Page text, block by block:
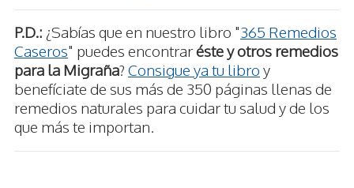
P.D.: ¿Sabías que en nuestro libro "365 Remedios
Caseros" puedes encontraréste y otros remedios
para la Migraña? Consigue ya tu libro y
benefíciate de sus más de 350 páginas llenas de
remedios naturales para cuidar tu salud y de los
que más te importan.